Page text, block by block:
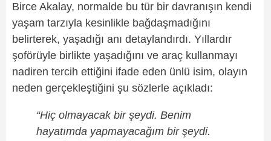
Birce Akalay, normalde bu tür bir davranışın kendi
yaşam tarzıyla kesinlikle bağdaşmadığını
belirterek, yaşadığı anı detaylandırdı. Yıllardır
şoförüyle birlikte yaşadığını ve araç kullanmayı
nadiren tercih ettiğini ifade eden ünlü isim, olayın
neden gerçekleştiğini şu sözlerle açıkladı:
“Hiç olmayacak bir şeydi. Benim
hayatımda yapmayacağım bir şeydi.